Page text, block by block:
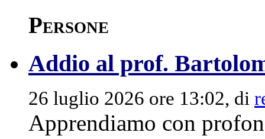
Persone
Addio al prof.
26 luglio 2026 ore 13:02, di
Apprendiamo con